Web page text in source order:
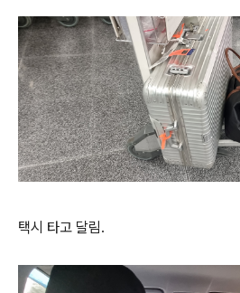
택시 타고 달림.